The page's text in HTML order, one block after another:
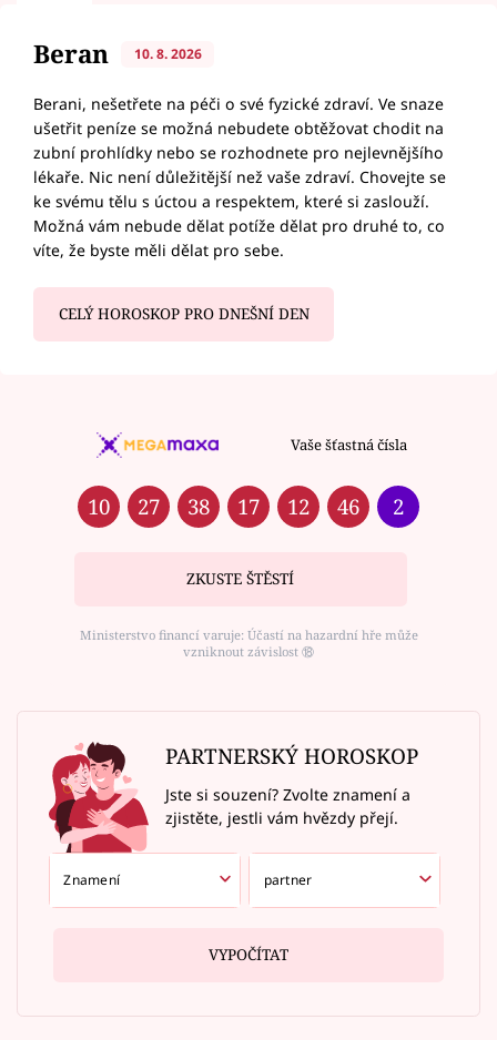
Beran 10. 8. 2026
Berani, nešetřete na péči o své fyzické zdraví. Ve snaze
ušetřit peníze se možná nebudete obtěžovat chodit na
zubní prohlídky nebo se rozhodnete pro nejlevnějšího
lékaře. Nic není důležitější než vaše zdraví. Chovejte se
ke svému tělu s úctou a respektem, které si zaslouží.
Možná vám nebude dělat potíže dělat pro druhé to, co
víte, že byste měli dělat pro sebe.
CELÝ HOROSKOP PRO DNEŠNÍ DEN
Vaše šťastná čísla
10 27 38 17 12 46 2
ZKUSTE ŠTĚSTÍ
Ministerstvo financí varuje: Účastí na hazardní hře může
vzniknout závislost ⑱
PARTNERSKÝ HOROSKOP
Jste si souzení? Zvolte znamení a
zjistěte, jestli vám hvězdy přejí.
VYPOČÍTAT